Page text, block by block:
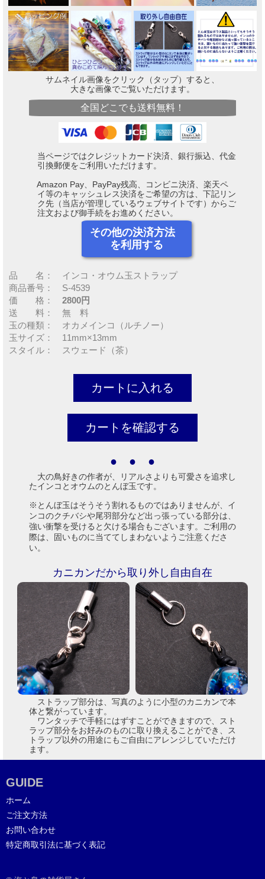
サムネイル画像をクリック（タップ）すると、
大きな画像でご覧いただけます。
全国どこでも送料無料！
当ページではクレジットカード決済、銀行振込、代金
引換郵便をご利用いただけます。
Amazon Pay、PayPay残高、コンビニ決済、楽天ペ
イ等のキャッシュレス決済をご希望の方は、下記リン
ク先（当店が管理しているウェブサイトです）からご
注文および御手続をお進めください。
その他の決済方法
を利用する
品 名： インコ・オウム玉ストラップ
商品番号： S-4539
価 格： 2800円
送 料： 無 料
玉の種類： オカメインコ（ルチノー）
玉サイズ： 11mm×13mm
スタイル： スウェード（茶）
● ● ●
大の鳥好きの作者が、リアルさよりも可愛さを追求し
たインコとオウムのとんぼ玉です。
※とんぼ玉はそうそう割れるものではありませんが、イ
ンコのクチバシや尾羽部分など出っ張っている部分は、
強い衝撃を受けると欠ける場合もございます。ご利用の
際は、固いものに当ててしまわないようご注意くださ
い。
カニカンだから取り外し自由自在
ストラップ部分は、写真のように小型のカニカンで本
体と繋がっています。
ワンタッチで手軽にはずすことができますので、スト
ラップ部分をお好みのものに取り換えることができ、ス
トラップ以外の用途にもご自由にアレンジしていただけ
ます。
GUIDE
ホーム
ご注文方法
お問い合わせ
特定商取引法に基づく表記